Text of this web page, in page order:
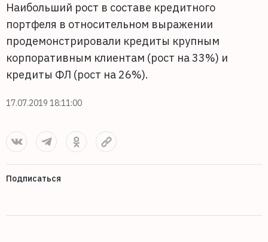
Наибольший рост в составе кредитного
портфеля в относительном выражении
продемонстрировали кредиты крупным
корпоративным клиентам (рост на 33%) и
кредиты ФЛ (рост на 26%).
17.07.2019 18:11:00
Подписаться